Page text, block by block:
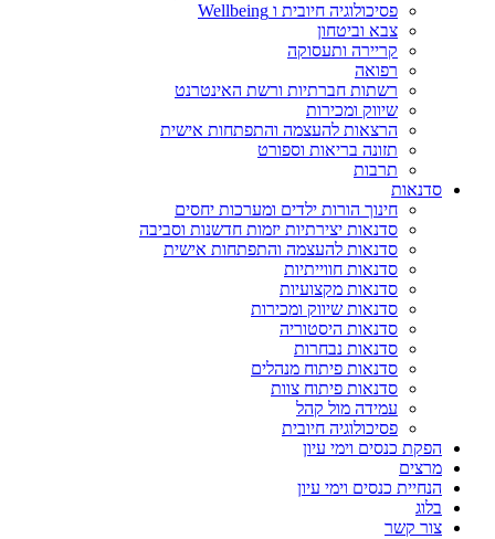
פסיכולוגיה חיובית ו Wellbeing
צבא וביטחון
קריירה ותעסוקה
רפואה
רשתות חברתיות ורשת האינטרנט
שיווק ומכירות
הרצאות להעצמה והתפתחות אישית
תזונה בריאות וספורט
תרבות
סדנאות
חינוך הורות ילדים ומערכות יחסים
סדנאות יצירתיות יזמות חדשנות וסביבה
סדנאות להעצמה והתפתחות אישית
סדנאות חווייתיות
סדנאות מקצועיות
סדנאות שיווק ומכירות
סדנאות היסטוריה
סדנאות נבחרות
סדנאות פיתוח מנהלים
סדנאות פיתוח צוות
עמידה מול קהל
פסיכולוגיה חיובית
הפקת כנסים וימי עיון
מרצים
הנחיית כנסים וימי עיון
בלוג
צור קשר